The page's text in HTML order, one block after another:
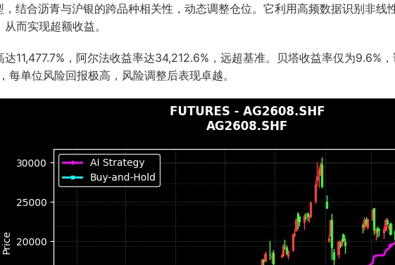
结合沥青与沪银的跨品种相关性，动态调整仓位。它利用高频数据识别非
而实现超额收益。
11,477.7%，阿尔法收益率达34,212.6%，远超基准。贝塔收益率仅为9.6%
单位风险回报极高，风险调整后表现卓越。